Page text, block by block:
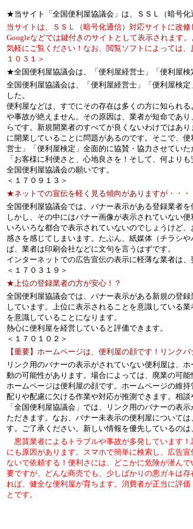
★当サイト「全国便利屋協議会」は、ＳＳＬ（暗号化
当サイトは、ＳＳＬ（暗号化通信）対応サイトに改修
Googleなどでは鍵付きのサイトとして表示されます
気軽にご覧ください！なお、閲覧ソフトによっては
１０３１＞
★全国便利屋協議会は、「便利屋経営士」「便利屋検
全国便利屋協議会は、「便利屋経営士」「便利屋検
した。
便利屋などは、すでにその存在は多くの方に知られ
や事故が絶えません。その原因は、業者が短命であ
らです。新規開業者のすべてが良くないわけではあ
に開業していることに問題があるのです。そこで、
営士」「便利屋検定」全面的に協賛・協力させていた
「お客様に利便さと、心地良さを！そして、何よりも
全国便利屋協議会の願いです。
＜１７０９１３＞
★ネットでの宣伝を軽く見る傾向がありますが・・・
全国便利屋協議会では、バナー表示がある登録業者を
しかし、その中にはバナー画像が表示されていない便
いろいろな都合で表示されていないのでしょうけど
感さを感じてしまいます。たぶん、紙媒体（チラシ
ば、業者は印刷会社などに文句を言うはずです。
インターネットでの広告宣伝の表示に軽薄な業者は、
＜１７０３１９＞
★上位の登録業者の方が安心！？
全国便利屋協議会では、バナー表示がある新規の登
しています。上位に表示されることを意識している
を意識していることになります。
熱心に便利屋を経営していると評価できます。
＜１７０１０２＞
【重要】ホームページは、便利屋の顔です！リンク
リンク用のバナーの表示がされていない便利屋は、
動の可能性があります。場合によっては、廃業の可能
ホームページは便利屋の顔です。ホームページの維
配りや配慮に欠ける作業や対応が推測できます。相談
「全国便利屋協議会」では、リンク用のバナーの表
ただきます。なお、バナー未表示の便利屋について
す。ご了承ください。新しい情報を優先しているのは
悪質業者によるトラブルや事故が多発しています
にも原因があります。スマホで簡単に検索し、広告
ないで依頼する！便利さには、どこかに危険が潜ん
要ですが、どんな商売でも、少しばかりの悪ガキは
れば、健全な便利屋が育ちます。消費者が正当に評
とです。